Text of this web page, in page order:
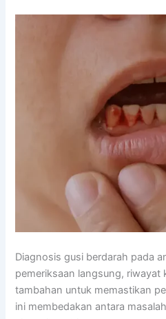
Diagnosis gusi berdarah pada
pemeriksaan langsung, riwayat
tambahan untuk memastikan
ini membedakan antara